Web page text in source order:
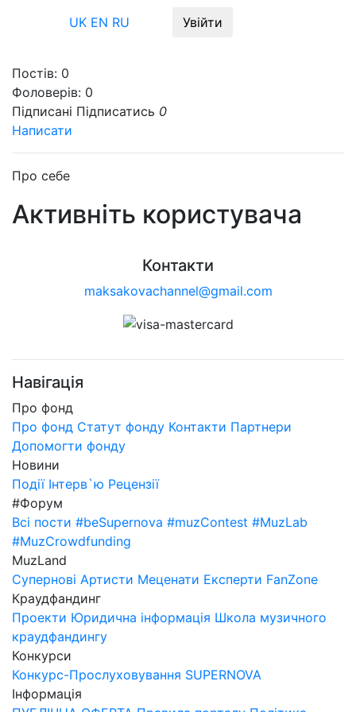
UK EN RU Увійти
Постів: 0
Фоловерів: 0
Підписані Підписатись 0
Написати
Про себе
Активніть користувача
Контакти
maksakovachannel@gmail.com
Навігація
Про фонд
Про фонд Статут фонду Контакти Партнери
Допомогти фонду
Новини
Події Інтерв`ю Рецензії
#Форум
Всі пости #beSupernova #muzContest #MuzLab
#MuzCrowdfunding
MuzLand
Супернові Артисти Меценати Експерти FanZone
Краудфандинг
Проекти Юридична інформація Школа музичного
краудфандингу
Конкурси
Конкурс-Прослуховування SUPERNOVA
Інформація